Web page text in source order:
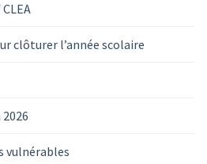
clôturer l’année scolaire
vulnérables